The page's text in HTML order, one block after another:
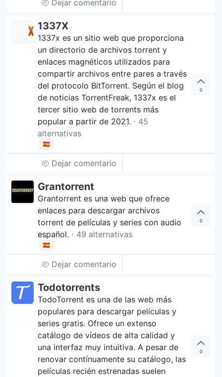
Dejar comentario
1337X
1337x es un sitio web que proporciona
un directorio de archivos torrent y
enlaces magnéticos utilizados para
compartir archivos entre pares a través
del protocolo BitTorrent. Según el blog
de noticias TorrentFreak, 1337x es el
tercer sitio web de torrents más
popular a partir de 2021. ⋅ 45
alternativas
🇪🇸
0
Dejar comentario
Grantorrent
Grantorrent es una web que ofrece
enlaces para descargar archivos
torrent de películas y series con audio
español. ⋅ 49 alternativas
🇪🇸
0
Dejar comentario
Todotorrents
TodoTorrent es una de las web más
populares para descargar películas y
series gratis. Ofrece un extenso
catálogo de vídeos de alta calidad y
una interfaz muy intuitiva. A pesar de
renovar contínuamente su catálogo, las
películas recién estrenadas suelen
0